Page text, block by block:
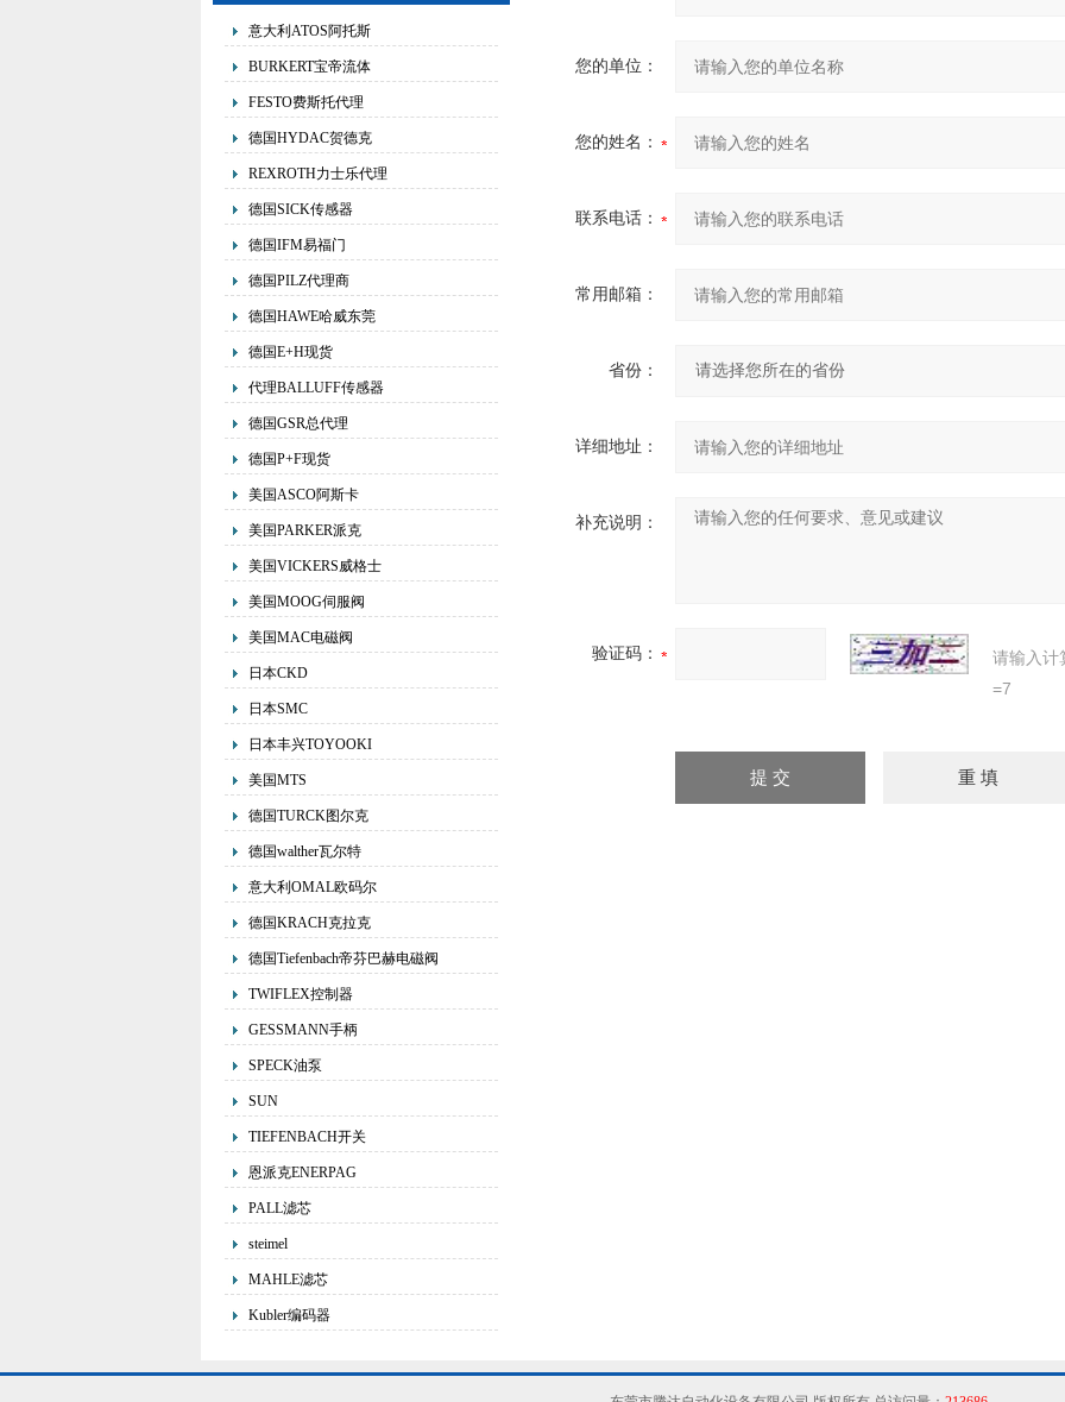
意大利ATOS阿托斯
BURKERT宝帝流体
FESTO费斯托代理
德国HYDAC贺德克
REXROTH力士乐代理
德国SICK传感器
德国IFM易福门
德国PILZ代理商
德国HAWE哈威东莞
德国E+H现货
代理BALLUFF传感器
德国GSR总代理
德国P+F现货
美国ASCO阿斯卡
美国PARKER派克
美国VICKERS威格士
美国MOOG伺服阀
美国MAC电磁阀
日本CKD
日本SMC
日本丰兴TOYOOKI
美国MTS
德国TURCK图尔克
德国walther瓦尔特
意大利OMAL欧码尔
德国KRACH克拉克
德国Tiefenbach帝芬巴赫电磁阀
TWIFLEX控制器
GESSMANN手柄
SPECK油泵
SUN
TIEFENBACH开关
恩派克ENERPAG
PALL滤芯
steimel
MAHLE滤芯
Kubler编码器
您的单位：
您的姓名：
联系电话：
常用邮箱：
省份：
详细地址：
补充说明：
验证码：
请输入计
=7